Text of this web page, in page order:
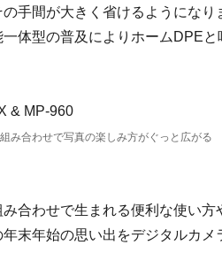
手間が大きく省けるようになり
体型の普及によりホームDPE
み合わせで写真の楽しみ方がぐっと広がる
合わせで生まれる便利な使い方
末年始の思い出をデジタルカメ